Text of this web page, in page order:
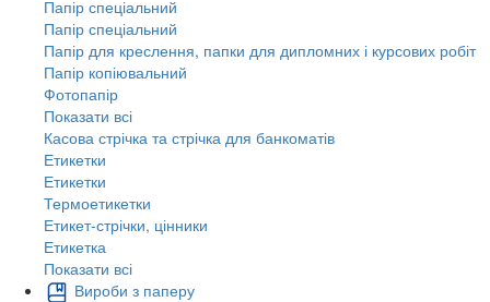
Папір спеціальний
Папір спеціальний
Папір для креслення, папки для дипломних і курсових робіт
Папір копіювальний
Фотопапір
Показати всі
Касова стрічка та стрічка для банкоматів
Етикетки
Етикетки
Термоетикетки
Етикет-стрічки, цінники
Етикетка
Показати всі
Вироби з паперу